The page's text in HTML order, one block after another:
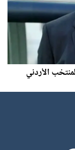
الأردني